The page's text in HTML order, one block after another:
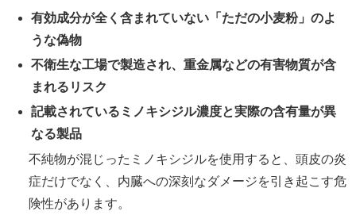
有効成分が全く含まれていない「ただの小麦粉」のよ
うな偽物
不衛生な工場で製造され、重金属などの有害物質が含
まれるリスク
記載されているミノキシジル濃度と実際の含有量が異
なる製品
不純物が混じったミノキシジルを使用すると、頭皮の炎
症だけでなく、内臓への深刻なダメージを引き起こす危
険性があります。